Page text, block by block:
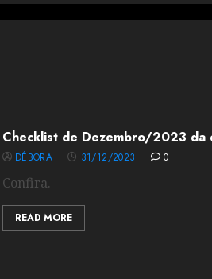
Checklist de Dezembro/2023 da
DÉBORA 31/12/2023 0
Confira.
READ MORE